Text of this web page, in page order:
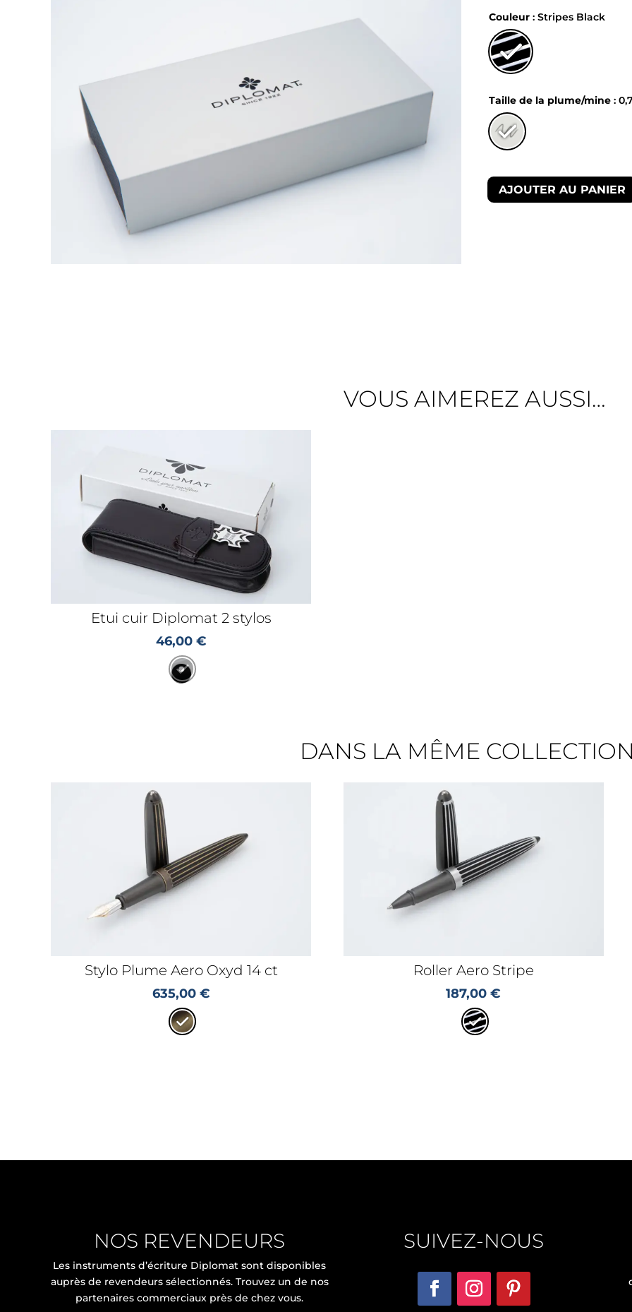
Couleur : Stripes Black
Taille de la plume/mine :
AJOUTER AU PANIER
VOUS AIMEREZ AUSSI…
Etui cuir Diplomat 2 stylos
46,00 €
DANS LA MÊME
Stylo Plume Aero Oxyd 14 ct
635,00 €
Roller Aero Stripe
187,00€
NOS REVENDEURS
Les instruments d’écriture Diplomat sont disponibles
auprès de revendeurs sélectionnés. Trouvez un de nos
partenaires commerciaux près de chez vous.
SUIVEZ-NOUS